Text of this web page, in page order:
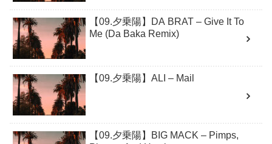
【09.夕乗陽】DA BRAT – Give It To
Me (Da Baka Remix)
【09.夕乗陽】ALI – Mail
【09.夕乗陽】BIG MACK – Pimps,